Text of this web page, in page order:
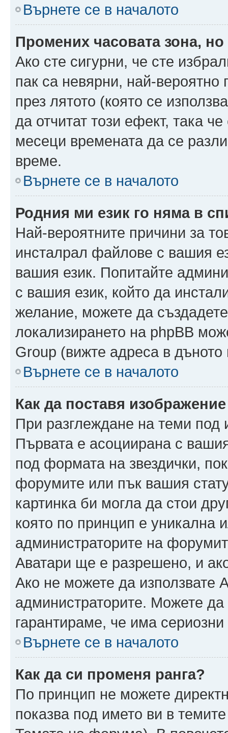
Върнете се в началото
Промених часовата зона,
Ако сте сигурни, че сте
пак са невярни, най-
през лятото (която се
да отчитат този ефект, така
месеци времената да се
време.
Върнете се в началото
Родния ми език го няма в
Най-вероятните причини за
инсталрал файлове с вашия
вашия език. Попитайте
с вашия език, който да
желание, можете да
локализирането на phpBB
Group (вижте адреса в дъното
Върнете се в началото
Как да поставя
При разглеждане на теми под
Първата е асоциирана с
под формата на звездички,
форумите или пък вашия
картинка би могла да стои
която по принцип е уникална
администраторите на
Аватари ще е разрешено, и
Ако не можете да използвате
администраторите. Можете да
гарантираме, че има сериозни
Върнете се в началото
Как да си променя ранга?
По принцип не можете
показва под името ви в